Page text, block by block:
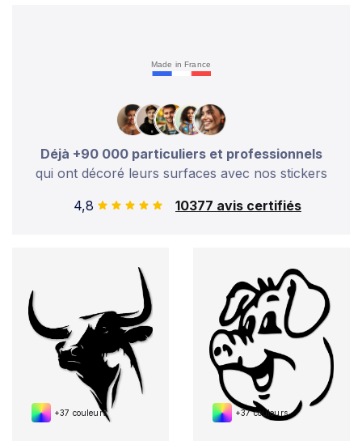
Made in France
Déjà +90 000 particuliers et professionnels
qui ont décoré leurs surfaces avec nos stickers
4,8
10377 avis certifiés
+37 couleurs +37 couleurs